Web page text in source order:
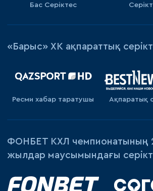
Бас Серіктес
«Барыс» ХК ақпараттық
Ресми хабар таратушы Ақпаратық
ФОНБЕТ КХЛ чемпионатының
жылдар маусымындағы